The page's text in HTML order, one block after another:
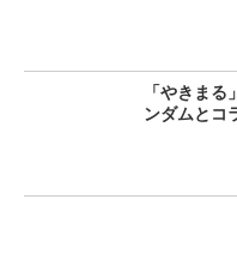
「やきま
ンダムとコ